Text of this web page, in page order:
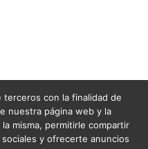
terceros con la finalidad de
nuestra página web y la
misma, permitirle compartir
y ofrecerte anuncios